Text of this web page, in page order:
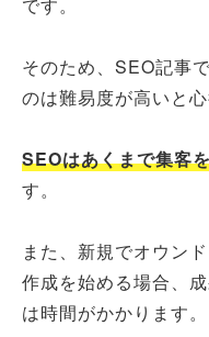
そのため、SEO記事
のは難易度が高いと心
SEOはあくまで集客
す。
また、新規でオウン
作成を始める場合、
は時間がかかります。